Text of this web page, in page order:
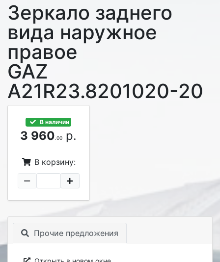
Зеркало заднего
вида наружное
правое
GAZ
A21R23.8201020-20
В наличии
3 960.00 р.
В корзину:
Прочие предложения